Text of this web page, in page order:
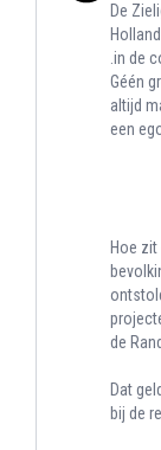
De
.in de
Géén
altijd
een
Hoe
de
Dat
bij de